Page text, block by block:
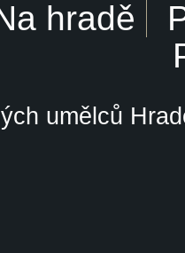
hradě
umělců